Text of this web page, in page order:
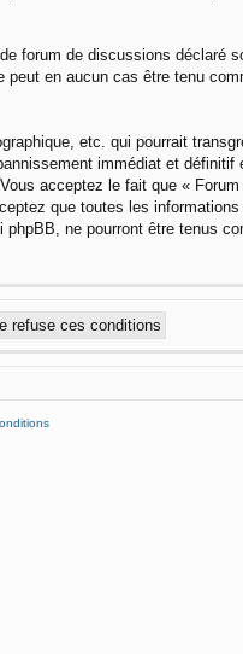
forum de discussions déclaré
en aucun cas être tenu
etc. qui pourrait
immédiat et
acceptez le fait que «
que toutes les
ne pourront être tenus